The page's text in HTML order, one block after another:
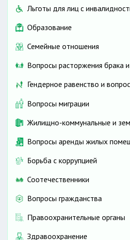
Льготы для лиц с
Образование
Семейные отношения
Вопросы расторжения брака
Гендерное равенство и
Вопросы миграции
Жилищно-коммунальные и
Вопросы аренды жилых
Борьба с коррупцией
Соотечественники
Вопросы гражданства
Правоохранительные органы
Здравоохранение